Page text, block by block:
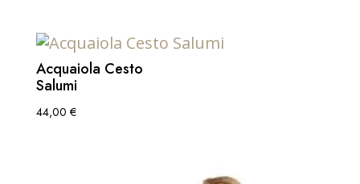
Acquaiola Cesto
Salumi
44,00 €